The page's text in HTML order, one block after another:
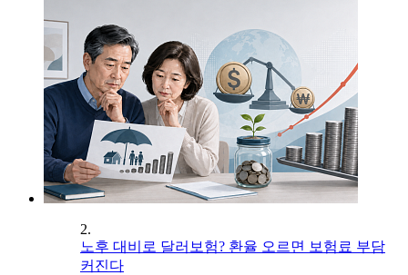
2.
노후 대비로 달러보험? 환율 오르면 보험료 부담
커진다